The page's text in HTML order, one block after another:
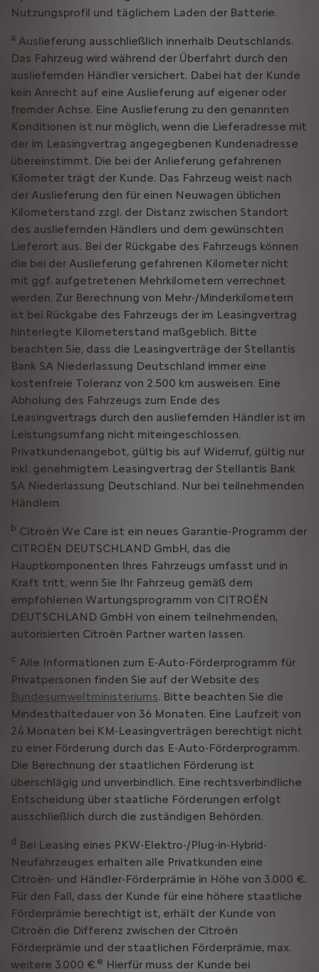
Nutzungsprofil und täglichem Laden der Batterie.
a Auslieferung ausschließlich innerhalb Deutschlands.
Das Fahrzeug wird während der Überfahrt durch den
ausliefernden Händler versichert. Dabei hat der Kunde
kein Anrecht auf eine Auslieferung auf eigener oder
fremder Achse. Eine Auslieferung zu den genannten
Konditionen ist nur möglich, wenn die Lieferadresse mit
der im Leasingvertrag angegegbenen Kundenadresse
übereinstimmt. Die bei der Anlieferung gefahrenen
Kilometer trägt der Kunde. Das Fahrzeug weist nach
der Auslieferung den für einen Neuwagen üblichen
Kilometerstand zzgl. der Distanz zwischen Standort
des ausliefernden Händlers und dem gewünschten
Lieferort aus. Bei der Rückgabe des Fahrzeugs können
die bei der Auslieferung gefahrenen Kilometer nicht
mit ggf. aufgetretenen Mehrkilometern verrechnet
werden. Zur Berechnung von Mehr-/Minderkilometern
ist bei Rückgabe des Fahrzeugs der im Leasingvertrag
hinterlegte Kilometerstand maßgeblich. Bitte
beachten Sie, dass die Leasingverträge der Stellantis
Bank SA Niederlassung Deutschland immer eine
kostenfreie Toleranz von 2.500 km ausweisen. Eine
Abholung des Fahrzeugs zum Ende des
Leasingvertrags durch den ausliefernden Händler ist im
Leistungsumfang nicht miteingeschlossen.
Privatkundenangebot, gültig bis auf Widerruf, gültig nur
inkl. genehmigtem Leasingvertrag der Stellantis Bank
SA Niederlassung Deutschland. Nur bei teilnehmenden
Händlern.
b Citroën We Care ist ein neues Garantie-Programm der
CITROËN DEUTSCHLAND GmbH, das die
Hauptkomponenten Ihres Fahrzeugs umfasst und in
Kraft tritt, wenn Sie Ihr Fahrzeug gemäß dem
empfohlenen Wartungsprogramm von CITROËN
DEUTSCHLAND GmbH von einem teilnehmenden,
autorisierten Citroën Partner warten lassen.
c Alle Informationen zum E-Auto-Förderprogramm für
Privatpersonen finden Sie auf der Website des
Bundesumweltministeriums. Bitte beachten Sie die
Mindesthaltedauer von 36 Monaten. Eine Laufzeit von
24 Monaten bei KM-Leasingverträgen berechtigt nicht
zu einer Förderung durch das E-Auto-Förderprogramm.
Die Berechnung der staatlichen Förderung ist
überschlägig und unverbindlich. Eine rechtsverbindliche
Entscheidung über staatliche Förderungen erfolgt
ausschließlich durch die zuständigen Behörden.
d Bei Leasing eines PKW-Elektro-/Plug-in-Hybrid-
Neufahrzeuges erhalten alle Privatkunden eine
Citroën- und Händler-Förderprämie in Höhe von 3.000 €.
Für den Fall, dass der Kunde für eine höhere staatliche
Förderprämie berechtigt ist, erhält der Kunde von
Citroën die Differenz zwischen der Citroën
Förderprämie und der staatlichen Förderprämie, max.
weitere 3.000 €.e Hierfür muss der Kunde bei